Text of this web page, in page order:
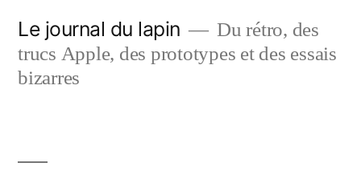
contenu
Le journal du lapin
Du rétro, des
trucs Apple, des prototypes et des essais
bizarres